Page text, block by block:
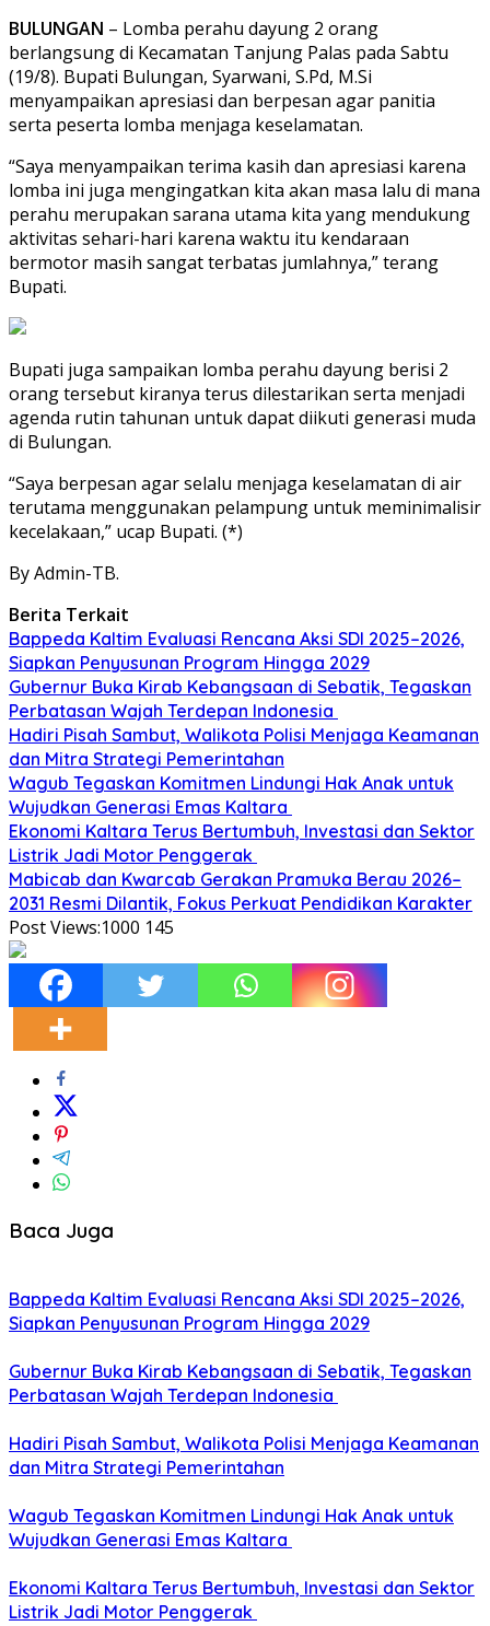
BULUNGAN – Lomba perahu dayung 2 orang
berlangsung di Kecamatan Tanjung Palas pada Sabtu
(19/8). Bupati Bulungan, Syarwani, S.Pd, M.Si
menyampaikan apresiasi dan berpesan agar panitia
serta peserta lomba menjaga keselamatan.
“Saya menyampaikan terima kasih dan apresiasi karena
lomba ini juga mengingatkan kita akan masa lalu di mana
perahu merupakan sarana utama kita yang mendukung
aktivitas sehari-hari karena waktu itu kendaraan
bermotor masih sangat terbatas jumlahnya,” terang
Bupati.
Bupati juga sampaikan lomba perahu dayung berisi 2
orang tersebut kiranya terus dilestarikan serta menjadi
agenda rutin tahunan untuk dapat diikuti generasi muda
di Bulungan.
“Saya berpesan agar selalu menjaga keselamatan di air
terutama menggunakan pelampung untuk meminimalisir
kecelakaan,” ucap Bupati. (*)
By Admin-TB.
Berita Terkait
Bappeda Kaltim Evaluasi Rencana Aksi SDI 2025–2026,
Siapkan Penyusunan Program Hingga 2029
Gubernur Buka Kirab Kebangsaan di Sebatik, Tegaskan
Perbatasan Wajah Terdepan Indonesia
Hadiri Pisah Sambut, Walikota Polisi Menjaga Keamanan
dan Mitra Strategi Pemerintahan
Wagub Tegaskan Komitmen Lindungi Hak Anak untuk
Wujudkan Generasi Emas Kaltara
Ekonomi Kaltara Terus Bertumbuh, Investasi dan Sektor
Listrik Jadi Motor Penggerak
Mabicab dan Kwarcab Gerakan Pramuka Berau 2026–
2031 Resmi Dilantik, Fokus Perkuat Pendidikan Karakter
Post Views:1000 145
Baca Juga
Bappeda Kaltim Evaluasi Rencana Aksi SDI 2025–2026,
Siapkan Penyusunan Program Hingga 2029
Gubernur Buka Kirab Kebangsaan di Sebatik, Tegaskan
Perbatasan Wajah Terdepan Indonesia
Hadiri Pisah Sambut, Walikota Polisi Menjaga Keamanan
dan Mitra Strategi Pemerintahan
Wagub Tegaskan Komitmen Lindungi Hak Anak untuk
Wujudkan Generasi Emas Kaltara
Ekonomi Kaltara Terus Bertumbuh, Investasi dan Sektor
Listrik Jadi Motor Penggerak